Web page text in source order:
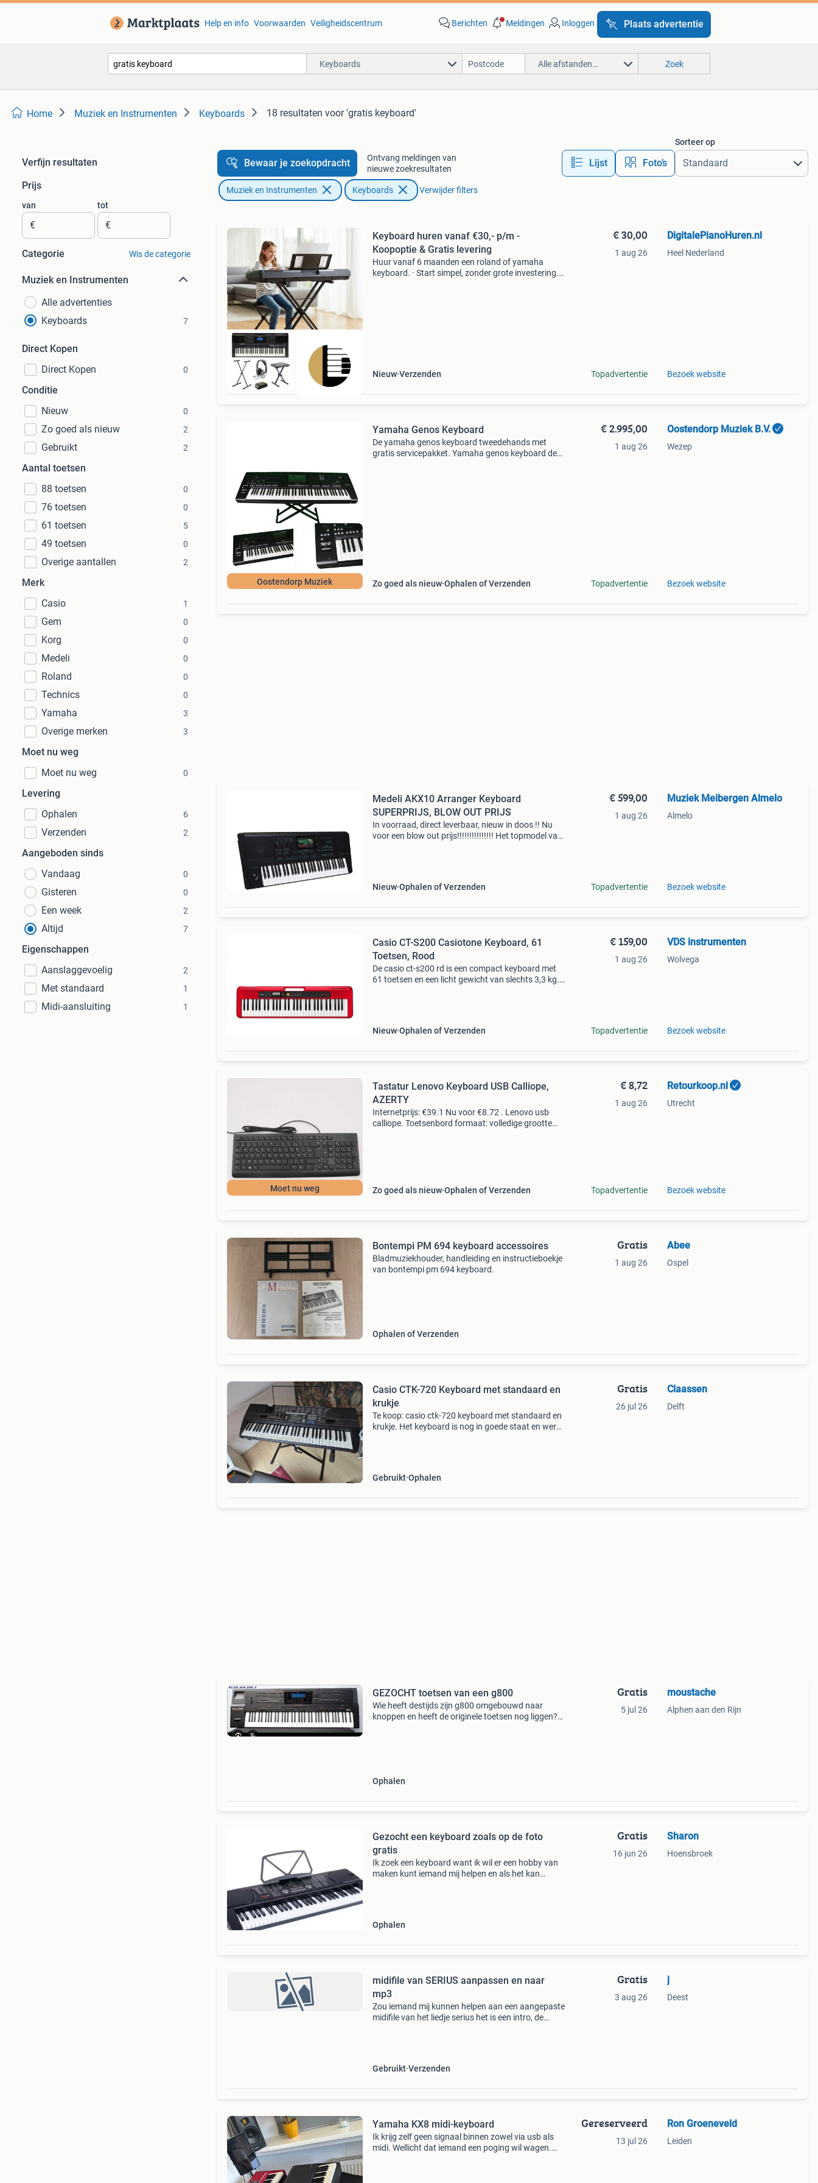
Help en info Voorwaarden Veiligheidscentrum Berichten Meldingen Inloggen Plaats advertentie
Keyboards Alle afstanden… Zoek
Home Muziek en Instrumenten Keyboards 18 resultaten voor 'gratis keyboard'
Verfijn resultaten
Prijs
van
€
tot
€
Categorie Wis de categorie
Muziek en Instrumenten
Alle advertenties
Keyboards
7
Direct Kopen
Direct Kopen
0
Conditie
Nieuw
0
Zo goed als nieuw 2
Gebruikt 2
Aantal toetsen
88 toetsen
0
76 toetsen 0
61 toetsen 5
49 toetsen 0
Overige aantallen 2
Merk
Casio
1
Gem 0
Korg 0
Medeli 0
Roland 0
Technics 0
Yamaha 3
Overige merken 3
Moet nu weg
Moet nu weg
0
Levering
Ophalen
6
Verzenden 2
Aangeboden sinds
Vandaag
0
Gisteren 0
Een week 2
Altijd 7
Eigenschappen
Aanslaggevoelig
2
Met standaard 1
Midi-aansluiting 1
Bewaar je zoekopdracht
Ontvang meldingen van
nieuwe zoekresultaten
Lijst Foto’s
Sorteer op
Muziek en Instrumenten Keyboards Verwijder filters
Keyboard huren vanaf €30,- p/m -
Koopoptie & Gratis levering
Huur vanaf 6 maanden een roland of yamaha
keyboard. · Start simpel, zonder grote investering.
Nieuw Verzenden
€ 30,00
1 aug 26
Topadvertentie
DigitalePianoHuren.nl
Heel Nederland
Bezoek website
Oostendorp Muziek
Yamaha Genos Keyboard
De yamaha genos keyboard tweedehands met
gratis servicepakket. Yamaha genos keyboard deze
Zo goed als nieuw Ophalen of Verzenden
€ 2.995,00
1 aug 26
Topadvertentie
Oostendorp Muziek B.V.
Wezep
Bezoek website
Medeli AKX10 Arranger Keyboard
SUPERPRIJS, BLOW OUT PRIJS
In voorraad, direct leverbaar, nieuw in doos !! Nu
voor een blow out prijs!!!!!!!!!!!!!!! Het topmodel van
Nieuw Ophalen of Verzenden
€ 599,00
1 aug 26
Topadvertentie
Muziek Meibergen Almelo
Almelo
Bezoek website
Casio CT-S200 Casiotone Keyboard, 61
Toetsen, Rood
De casio ct-s200 rd is een compact keyboard met
61 toetsen en een licht gewicht van slechts 3,3 kg.
Nieuw Ophalen of Verzenden
€ 159,00
1 aug 26
Topadvertentie
VDS instrumenten
Wolvega
Bezoek website
Moet nu weg
Tastatur Lenovo Keyboard USB Calliope,
AZERTY
Internetprijs: €39.1 Nu voor €8.72 . Lenovo usb
calliope. Toetsenbord formaat: volledige grootte
Zo goed als nieuw Ophalen of Verzenden
€ 8,72
1 aug 26
Topadvertentie
Retourkoop.nl
Utrecht
Bezoek website
Bontempi PM 694 keyboard accessoires
Bladmuziekhouder, handleiding en instructieboekje
van bontempi pm 694 keyboard.
Ophalen of Verzenden
Gratis
1 aug 26
Abee
Ospel
Casio CTK-720 Keyboard met standaard en
krukje
Te koop: casio ctk-720 keyboard met standaard en
krukje. Het keyboard is nog in goede staat en werkt
Gebruikt Ophalen
Gratis
26 jul 26
Claassen
Delft
GEZOCHT toetsen van een g800
Wie heeft destijds zijn g800 omgebouwd naar
knoppen en heeft de originele toetsen nog liggen?
Ophalen
Gratis
5 jul 26
moustache
Alphen aan den Rijn
Gezocht een keyboard zoals op de foto
gratis
Ik zoek een keyboard want ik wil er een hobby van
maken kunt iemand mij helpen en als het kan
Ophalen
Gratis
16 jun 26
Sharon
Hoensbroek
midifile van SERIUS aanpassen en naar
mp3
Zou iemand mij kunnen helpen aan een aangepaste
midifile van het liedje serius het is een intro, de
Gebruikt Verzenden
Gratis
3 aug 26
j
Deest
Yamaha KX8 midi-keyboard
Ik krijg zelf geen signaal binnen zowel via usb als
midi. Wellicht dat iemand een poging wil wagen.
Gereserveerd
13 jul 26
Ron Groeneveld
Leiden